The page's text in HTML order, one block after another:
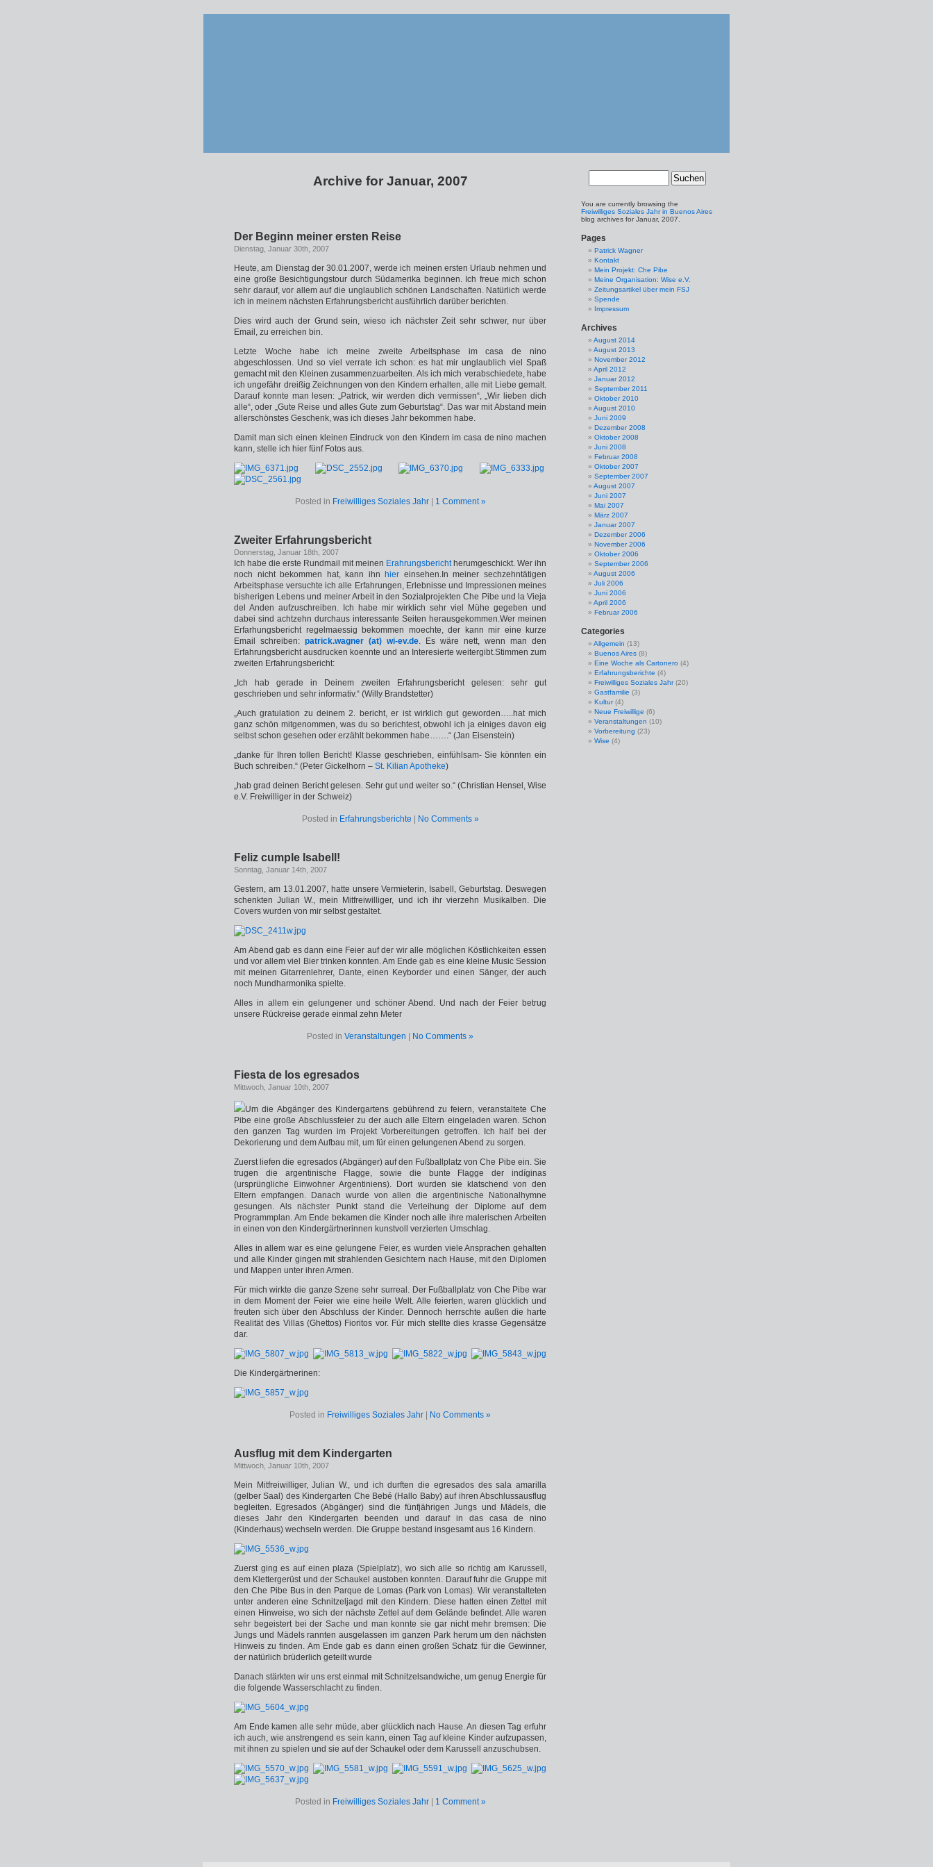
Archive for Januar, 2007
Der Beginn meiner ersten Reise
Dienstag, Januar 30th, 2007
Heute, am Dienstag der 30.01.2007, werde ich meinen ersten Urlaub nehmen und
eine große Besichtigungstour durch Südamerika beginnen. Ich freue mich schon
sehr darauf, vor allem auf die unglaublich schönen Landschaften. Natürlich werde
ich in meinem nächsten Erfahrungsbericht ausführlich darüber berichten.
Dies wird auch der Grund sein, wieso ich nächster Zeit sehr schwer, nur über
Email, zu erreichen bin.
Letzte Woche habe ich meine zweite Arbeitsphase im casa de nino
abgeschlossen. Und so viel verrate ich schon: es hat mir unglaublich viel Spaß
gemacht mit den Kleinen zusammenzuarbeiten. Als ich mich verabschiedete, habe
ich ungefähr dreißig Zeichnungen von den Kindern erhalten, alle mit Liebe gemalt.
Darauf konnte man lesen: „Patrick, wir werden dich vermissen“, „Wir lieben dich
alle“, oder „Gute Reise und alles Gute zum Geburtstag“. Das war mit Abstand mein
allerschönstes Geschenk, was ich dieses Jahr bekommen habe.
Damit man sich einen kleinen Eindruck von den Kindern im casa de nino machen
kann, stelle ich hier fünf Fotos aus.
Posted in Freiwilliges Soziales Jahr| 1 Comment »
Zweiter Erfahrungsbericht
Donnerstag, Januar 18th, 2007
Ich habe die erste Rundmail mit meinen Erahrungsberichtherumgeschickt. Wer ihn
noch nicht bekommen hat, kann ihn
hier einsehen.In meiner sechzehntätigen
Arbeitsphase versuchte ich alle Erfahrungen, Erlebnisse und Impressionen meines
bisherigen Lebens und meiner Arbeit in den Sozialprojekten Che Pibe und la Vieja
del Anden aufzuschreiben. Ich habe mir wirklich sehr viel Mühe gegeben und
dabei sind achtzehn durchaus interessante Seiten herausgekommen.Wer meinen
Erfarhungsbericht regelmaessig bekommen moechte, der kann mir eine kurze
Email schreiben: patrick.wagner (at) wi-ev.de. Es wäre nett, wenn man den
Erfahrungsbericht ausdrucken koennte und an Interesierte weitergibt.Stimmen zum
zweiten Erfahrungsbericht:
„Ich hab gerade in Deinem zweiten Erfahrungsbericht gelesen: sehr gut
geschrieben und sehr informativ.“ (Willy Brandstetter)
„Auch gratulation zu deinem 2. bericht, er ist wirklich gut geworden…..hat mich
ganz schön mitgenommen, was du so berichtest, obwohl ich ja einiges davon eig
selbst schon gesehen oder erzählt bekommen habe…….“ (Jan Eisenstein)
„danke für Ihren tollen Bericht! Klasse geschrieben, einfühlsam- Sie könnten ein
Buch schreiben.“ (Peter Gickelhorn – St. Kilian Apotheke)
„hab grad deinen Bericht gelesen. Sehr gut und weiter so.“ (Christian Hensel, Wise
e.V. Freiwilliger in der Schweiz)
Posted in Erfahrungsberichte No Comments »
Feliz cumple Isabell!
Sonntag, Januar 14th, 2007
Gestern, am 13.01.2007, hatte unsere Vermieterin, Isabell, Geburtstag. Deswegen
schenkten Julian W., mein Mitfreiwilliger, und ich ihr vierzehn Musikalben. Die
Covers wurden von mir selbst gestaltet.
Am Abend gab es dann eine Feier auf der wir alle möglichen Köstlichkeiten essen
und vor allem viel Bier trinken konnten. Am Ende gab es eine kleine Music Session
mit meinen Gitarrenlehrer, Dante, einen Keyborder und einen Sänger, der auch
noch Mundharmonika spielte.
Alles in allem ein gelungener und schöner Abend. Und nach der Feier betrug
unsere Rückreise gerade einmal zehn Meter
Posted in Veranstaltungen No Comments »
Fiesta de los egresados
Mittwoch, Januar 10th, 2007
Um die Abgänger des Kindergartens gebührend zu feiern, veranstaltete Che
Pibe eine große Abschlussfeier zu der auch alle Eltern eingeladen waren. Schon
den ganzen Tag wurden im Projekt Vorbereitungen getroffen. Ich half bei der
Dekorierung und dem Aufbau mit, um für einen gelungenen Abend zu sorgen.
Zuerst liefen die egresados (Abgänger) auf den Fußballplatz von Che Pibe ein. Sie
trugen die argentinische Flagge, sowie die bunte Flagge der indíginas
(ursprüngliche Einwohner Argentiniens). Dort wurden sie klatschend von den
Eltern empfangen. Danach wurde von allen die argentinische Nationalhymne
gesungen. Als nächster Punkt stand die Verleihung der Diplome auf dem
Programmplan. Am Ende bekamen die Kinder noch alle ihre malerischen Arbeiten
in einen von den Kindergärtnerinnen kunstvoll verzierten Umschlag.
Alles in allem war es eine gelungene Feier, es wurden viele Ansprachen gehalten
und alle Kinder gingen mit strahlenden Gesichtern nach Hause, mit den Diplomen
und Mappen unter ihren Armen.
Für mich wirkte die ganze Szene sehr surreal. Der Fußballplatz von Che Pibe war
in dem Moment der Feier wie eine heile Welt. Alle feierten, waren glücklich und
freuten sich über den Abschluss der Kinder. Dennoch herrschte außen die harte
Realität des Villas (Ghettos) Fioritos vor. Für mich stellte dies krasse Gegensätze
dar.
Die Kindergärtnerinen:
Posted in Freiwilliges Soziales Jahr No Comments »
Ausflug mit dem Kindergarten
Mittwoch, Januar 10th, 2007
Mein Mitfreiwilliger, Julian W., und ich durften die egresados des sala amarilla
(gelber Saal) des Kindergarten Che Bebé (Hallo Baby) auf ihren Abschlussausflug
begleiten. Egresados (Abgänger) sind die fünfjährigen Jungs und Mädels, die
dieses Jahr den Kindergarten beenden und darauf in das casa de nino
(Kinderhaus) wechseln werden. Die Gruppe bestand insgesamt aus 16 Kindern.
Zuerst ging es auf einen plaza (Spielplatz), wo sich alle so richtig am Karussell,
dem Klettergerüst und der Schaukel austoben konnten. Darauf fuhr die Gruppe mit
den Che Pibe Bus in den Parque de Lomas (Park von Lomas). Wir veranstalteten
unter anderen eine Schnitzeljagd mit den Kindern. Diese hatten einen Zettel mit
einen Hinweise, wo sich der nächste Zettel auf dem Gelände befindet. Alle waren
sehr begeistert bei der Sache und man konnte sie gar nicht mehr bremsen: Die
Jungs und Mädels rannten ausgelassen im ganzen Park herum um den nächsten
Hinweis zu finden. Am Ende gab es dann einen großen Schatz für die Gewinner,
der natürlich brüderlich geteilt wurde
Danach stärkten wir uns erst einmal mit Schnitzelsandwiche, um genug Energie für
die folgende Wasserschlacht zu finden.
Am Ende kamen alle sehr müde, aber glücklich nach Hause. An diesen Tag erfuhr
ich auch, wie anstrengend es sein kann, einen Tag auf kleine Kinder aufzupassen,
mit ihnen zu spielen und sie auf der Schaukel oder dem Karussell anzuschubsen.
Posted in Freiwilliges Soziales Jahr| 1 Comment »
You are currently browsing the
Freiwilliges Soziales Jahr in Buenos Aires
blog archives for Januar, 2007.
Pages
Patrick Wagner
Kontakt
Mein Projekt: Che Pibe
Meine Organisation: Wise e.V.
Zeitungsartikel über mein FSJ
Spende
Impressum
Archives
August 2014
August 2013
November 2012
April 2012
Januar 2012
September 2011
Oktober 2010
August 2010
Juni 2009
Dezember 2008
Oktober 2008
Juni 2008
Februar 2008
Oktober 2007
September 2007
August 2007
Juni 2007
Mai 2007
März 2007
Januar 2007
Dezember 2006
November 2006
Oktober 2006
September 2006
August 2006
Juli 2006
Juni 2006
April 2006
Februar 2006
Categories
Allgemein (13)
Buenos Aires (8)
Eine Woche als Cartonero (4)
Erfahrungsberichte (4)
Freiwilliges Soziales Jahr(20)
Gastfamilie (3)
Kultur(4)
Neue Freiwillige (6)
Veranstaltungen (10)
Vorbereitung (23)
Wise (4)